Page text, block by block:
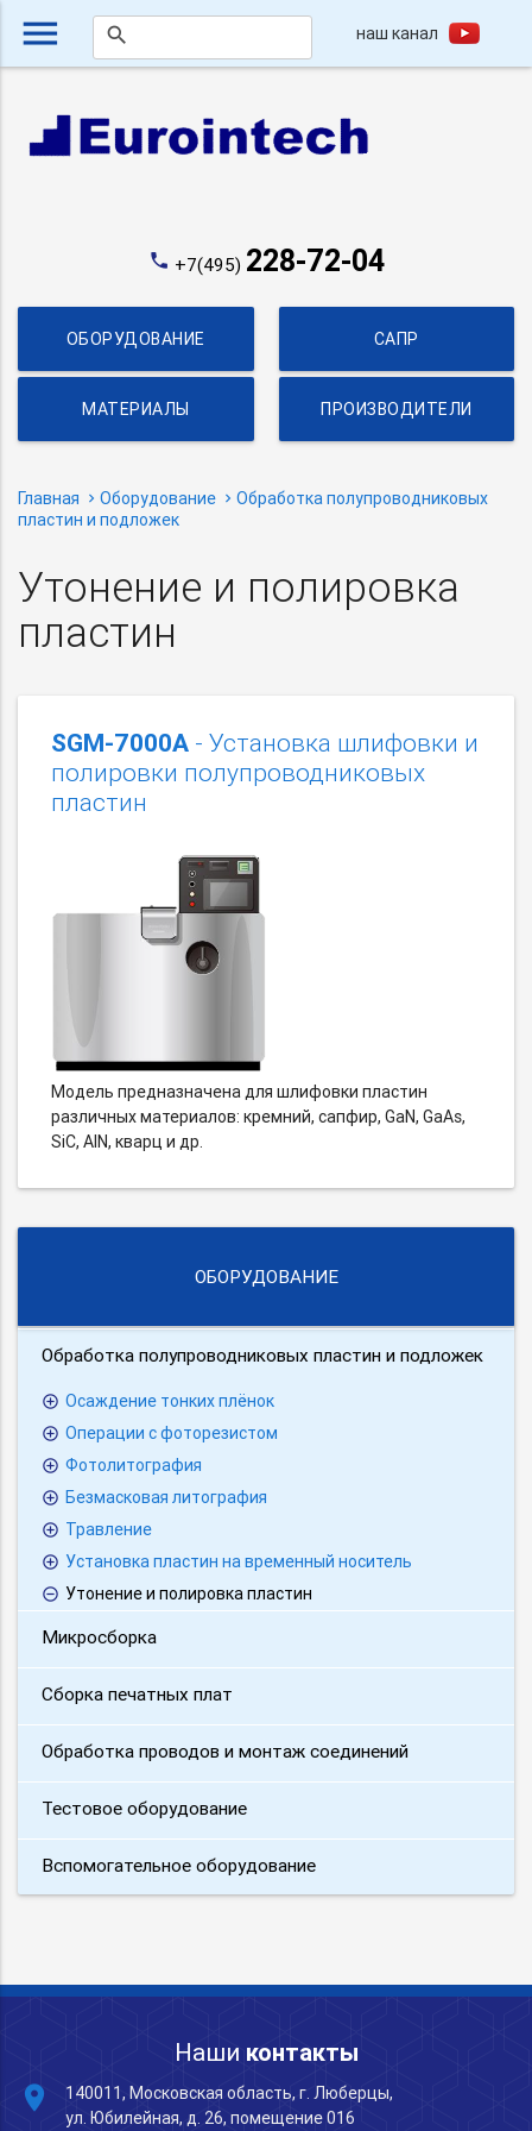
menu search наш канал
phone +7(495) 228-72-04
ОБОРУДОВАНИЕ САПР
МАТЕРИАЛЫ ПРОИЗВОДИТЕЛИ
Главная Оборудование
Обработка полупроводниковых
пластин и подложек
Утонение и полировка
пластин
SGM-7000А - Установка шлифовки и
полировки полупроводниковых
пластин
Модель предназначена для шлифовки пластин
различных материалов: кремний, сапфир, GaN, GaAs,
SiC, AlN, кварц и др.
ОБОРУДОВАНИЕ
Обработка полупроводниковых пластин и подложек
Осаждение тонких плёнок
Операции с фоторезистом
Фотолитография
Безмасковая литография
Травление
Установка пластин на временный носитель
Утонение и полировка пластин
Микросборка
Сборка печатных плат
Обработка проводов и монтаж соединений
Тестовое оборудование
Вспомогательное оборудование
Наши контакты
place
140011, Московская область, г. Люберцы,
ул. Юбилейная, д. 26, помещение 016